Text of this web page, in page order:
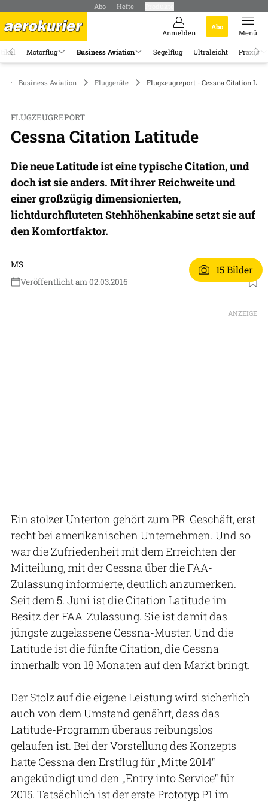
Abo Hefte
Anmelden
Abo
Menü
Motorflug Business Aviation Segelflug Ultraleicht Praxis
Business Aviation Fluggeräte Flugzeugreport - Cessna Citation
FLUGZEUGREPORT
Cessna Citation Latitude
Die neue Latitude ist eine typische Citation, und
doch ist sie anders. Mit ihrer Reichweite und
einer großzügig dimensionierten,
lichtdurchfluteten Stehhöhenkabine setzt sie auf
den Komfortfaktor.
MS
Veröffentlicht am 02.03.2016
15 Bilder
ANZEIGE
Ein stolzer Unterton gehört zum PR-Geschäft, erst
recht bei amerikanischen Unternehmen. Und so
war die Zufriedenheit mit dem Erreichten der
Mitteilung, mit der Cessna über die FAA-
Zulassung informierte, deutlich anzumerken.
Seit dem 5. Juni ist die Citation Latitude im
Besitz der FAA-Zulassung. Sie ist damit das
jüngste zugelassene Cessna-Muster. Und die
Latitude ist die fünfte Citation, die Cessna
innerhalb von 18 Monaten auf den Markt bringt.
Der Stolz auf die eigene Leistung wird sicherlich
auch von dem Umstand genährt, dass das
Latitude-Programm überaus reibungslos
gelaufen ist. Bei der Vorstellung des Konzepts
hatte Cessna den Erstflug für „Mitte 2014“
angekündigt und den „Entry into Service“ für
2015. Tatsächlich ist der erste Prototyp P1 im